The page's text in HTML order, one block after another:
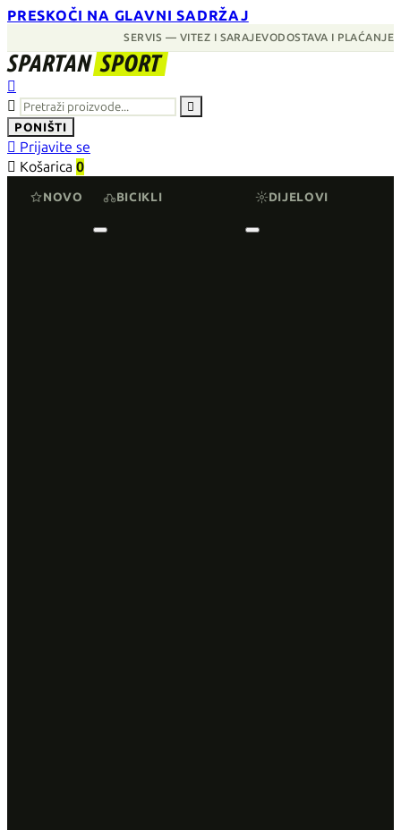
PRESKOČI NA GLAVNI SADRŽAJ
SERVIS — VITEZ I SARAJEVODOSTAVA I PLAĆANJE
SPARTAN SPORT



PONIŠTI
 Prijavite se
 Košarica 0
NOVO BICIKLI DIJELOVI